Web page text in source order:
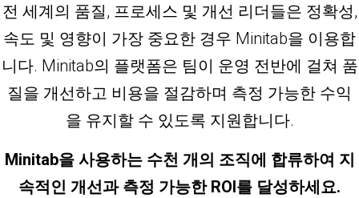
전 세계의 품질, 프로세스 및 개선 리더들은 정확성,
속도 및 영향이 가장 중요한 경우 Minitab을 이용합
니다. Minitab의 플랫폼은 팀이 운영 전반에 걸쳐 품
질을 개선하고 비용을 절감하며 측정 가능한 수익
을 유지할 수 있도록 지원합니다.
Minitab을 사용하는 수천 개의 조직에 합류하여 지
속적인 개선과 측정 가능한 ROI를 달성하세요.